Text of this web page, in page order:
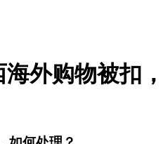
外购物被扣